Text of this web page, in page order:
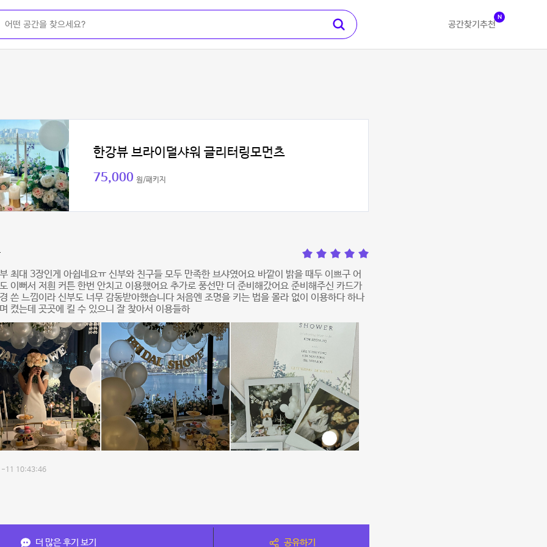
공간찾기 추천
N
한강뷰 브라이덜샤워 글리터링모먼츠
75,000 원/패키지
최대 3장인게 아쉽네요ㅠ 신부와 친구들 모두 만족한 브샤였어요 바깥이 밝을 때두 이쁘구 어
이뻐서 저흰 커튼 한번 안치고 이용했어요 추가로 풍선만 더 준비해갔어요 준비해주신 카드가
쓴 느낌이라 신부도 너무 감동받아했습니다 처음엔 조명을 키는 법을 몰라 없이 이용하다 하나
켰는데 곳곳에 킬 수 있으니 잘 찾아서 이용들하
11 10:43:46
더 많은 후기 보기 공유하기